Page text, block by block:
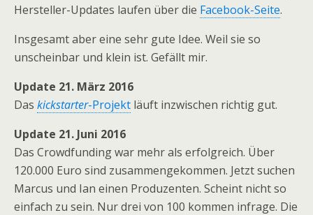
Hersteller-Updates laufen über die Facebook-Seite.
Insgesamt aber eine sehr gute Idee. Weil sie so
unscheinbar und klein ist. Gefällt mir.
Update 21. März 2016
Das kickstarter-Projekt läuft inzwischen richtig gut.
Update 21. Juni 2016
Das Crowdfunding war mehr als erfolgreich. Über
120.000 Euro sind zusammengekommen. Jetzt suchen
Marcus und Ian einen Produzenten. Scheint nicht so
einfach zu sein. Nur drei von 100 kommen infrage. Die